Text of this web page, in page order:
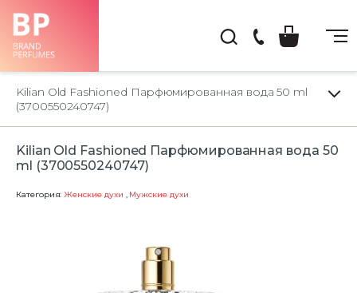
66-
22
Kilian Old Fashioned Парфюмированная вода 50 ml
(3700550240747)
Kilian Old Fashioned Парфюмированная вода 50
ml (3700550240747)
Категория: Женские духи , Мужские духи